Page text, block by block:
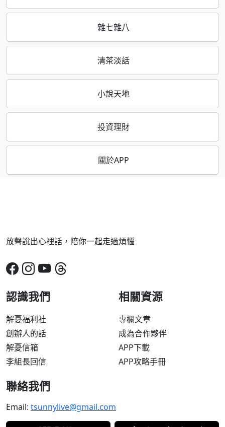
雜七雜八
清茶淡話
小說天地
投資理財
關於APP
放聲說出心裡話，陪你一起走過煩惱
認識我們
解憂福利社
創辦人的話
解憂信箱
李組長回信
相關資源
專欄文章
成為合作夥伴
APP下載
APP攻略手冊
聯絡我們
Email: tsunnylive@gmail.com